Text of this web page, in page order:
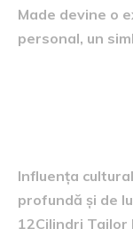
Made devine o
personal, un
Influența
profundă și de
12Cilindri Tailor